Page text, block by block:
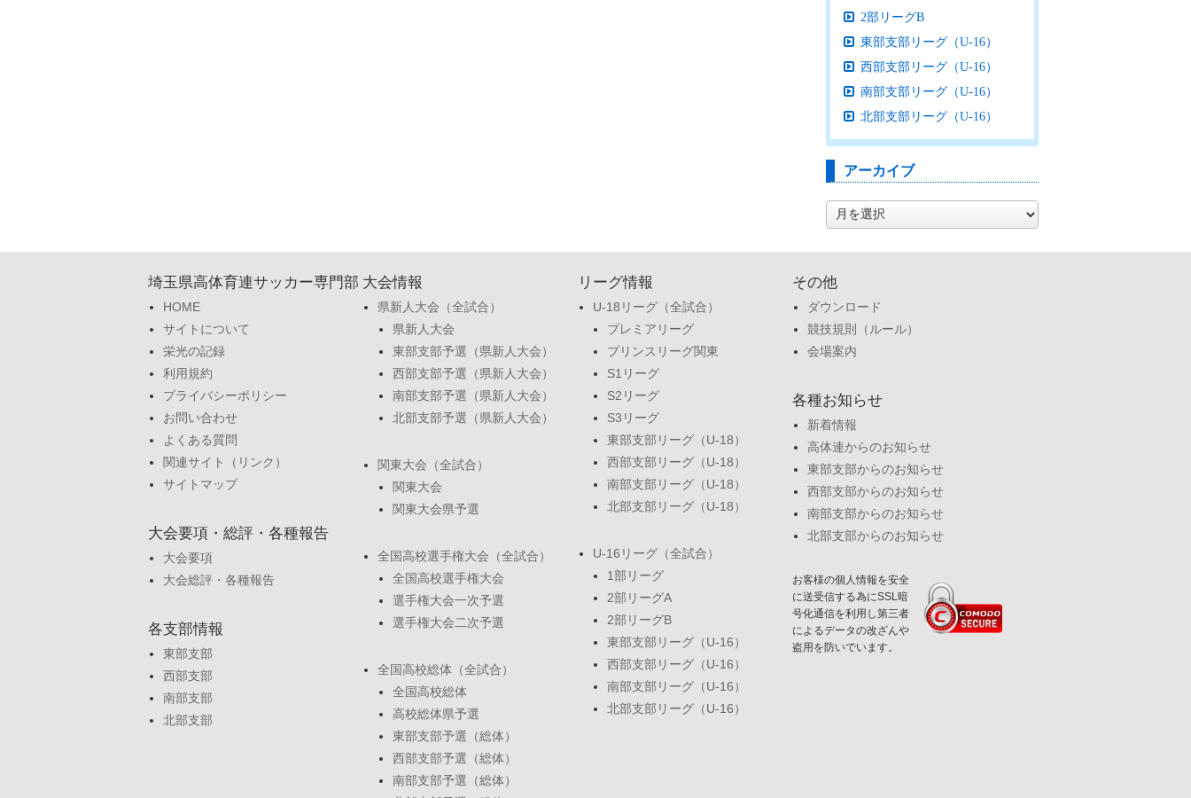
2部リーグB
東部支部リーグ（U-16）
西部支部リーグ（U-16）
南部支部リーグ（U-16）
北部支部リーグ（U-16）
アーカイブ
ー
ブ
埼玉県高体育連サッカー専門部
HOME
サイトについて
栄光の記録
利用規約
プライバシーポリシー
お問い合わせ
よくある質問
関連サイト（リンク）
サイトマップ
大会要項・総評・各種報告
大会要項
大会総評・各種報告
各支部情報
東部支部
西部支部
南部支部
北部支部
大会情報
県新人大会（全試合）
県新人大会
東部支部予選（県新人大会）
西部支部予選（県新人大会）
南部支部予選（県新人大会）
北部支部予選（県新人大会）
関東大会（全試合）
関東大会
関東大会県予選
全国高校選手権大会（全試合）
全国高校選手権大会
選手権大会一次予選
選手権大会二次予選
全国高校総体（全試合）
全国高校総体
高校総体県予選
東部支部予選（総体）
西部支部予選（総体）
南部支部予選（総体）
リーグ情報
U-18リーグ（全試合）
プレミアリーグ
プリンスリーグ関東
S1リーグ
S2リーグ
S3リーグ
東部支部リーグ（U-18）
西部支部リーグ（U-18）
南部支部リーグ（U-18）
北部支部リーグ（U-18）
U-16リーグ（全試合）
1部リーグ
2部リーグA
2部リーグB
東部支部リーグ（U-16）
西部支部リーグ（U-16）
南部支部リーグ（U-16）
北部支部リーグ（U-16）
その他
ダウンロード
競技規則（ルール）
会場案内
各種お知らせ
新着情報
高体連からのお知らせ
東部支部からのお知らせ
西部支部からのお知らせ
南部支部からのお知らせ
北部支部からのお知らせ
お客様の個人情報を安全
に送受信する為にSSL暗
号化通信を利用し第三者
によるデータの改ざんや
盗用を防いでいます。